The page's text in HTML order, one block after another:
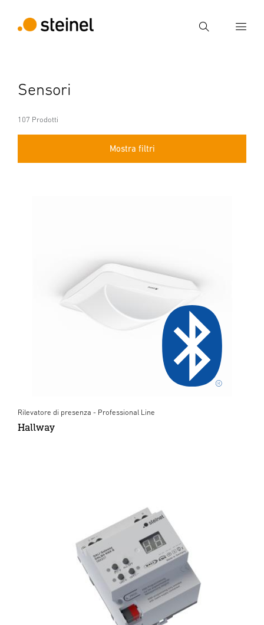
Ricerca
Ricerca
Sensori
107 Prodotti
Mostra filtri
Rilevatore di presenza - Professional Line
Hallway